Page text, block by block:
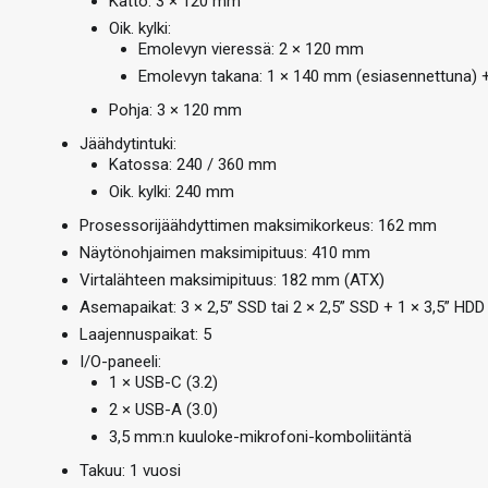
Oik. kylki:
Emolevyn vieressä: 2 × 120 mm
Emolevyn takana: 1 × 140 mm (esiasennettuna)
Pohja: 3 × 120 mm
Jäähdytintuki:
Katossa: 240 / 360 mm
Oik. kylki: 240 mm
Prosessorijäähdyttimen maksimikorkeus: 162 mm
Näytönohjaimen maksimipituus: 410 mm
Virtalähteen maksimipituus: 182 mm (ATX)
Asemapaikat: 3 × 2,5” SSD tai 2 × 2,5” SSD + 1 × 3,5” HDD
Laajennuspaikat: 5
I/O-paneeli:
1 × USB-C (3.2)
2 × USB-A (3.0)
3,5 mm:n kuuloke-mikrofoni-komboliitäntä
Takuu: 1 vuosi